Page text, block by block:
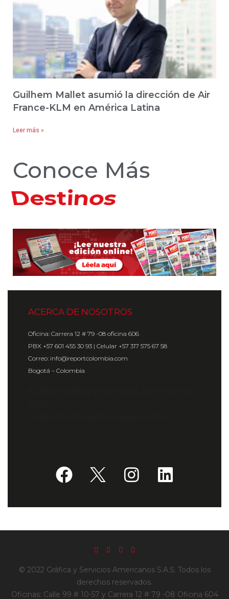
Guilhem Mallet asumió la dirección de Air
France-KLM en América Latina
Leer más »
Conoce Más
Hoteles
ACERCA DE NOSOTROS
Oficina: Carrera 12 # 79 -08 oficina 606
PBX +57 601 455 30 93 | Celular +57 317 575 67 58
Correo: info@reportcolombia.com
Bogotá – Colombia
© 2022 Gráfica y Servicios Americanos S.A.S. Todos los
derechos reservados.
Oficinas: Calle 99 # 10-57 y Carrera 12 # 79 -08 Oficina 604